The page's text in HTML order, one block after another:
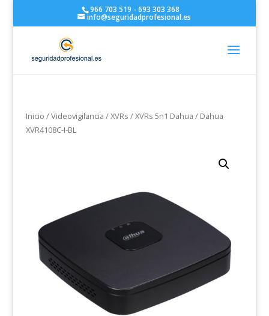
966 703 519 - 693 303 368
info@seguridadprofesional.es
Inicio /Videovigilancia /XVRs /XVRs 5n1 Dahua / Dahua
XVR4108C-I-BL